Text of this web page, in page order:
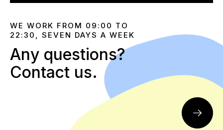
WE WORK FROM 09:00 TO
22:30, SEVEN DAYS A WEEK
Any questions?
Contact us.